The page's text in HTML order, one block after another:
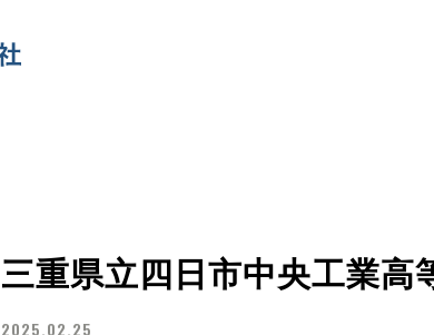
三重県立四日市中央工業高
2025.02.25